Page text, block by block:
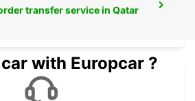
transfer service in Qatar
with Europcar ?